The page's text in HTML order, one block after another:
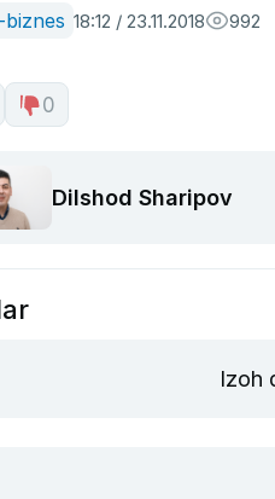
18:12 / 23.11.2018 992
0
Dilshod Sharipov
Izoh